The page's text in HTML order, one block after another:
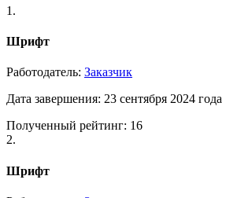
1.
Шрифт
Работодатель: Заказчик
Дата завершения: 23 сентября 2024 года
Полученный рейтинг: 16
2.
Шрифт